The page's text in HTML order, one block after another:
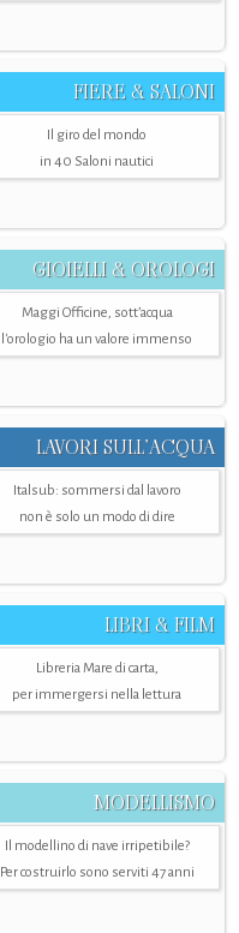
FIERE & SALONI
Il giro del mondo
in 40 Saloni nautici
GIOIELLI & OROLOGI
Maggi Officine, sott’acqua
l'orologio ha un valore immenso
LAVORI SULL’ACQUA
Italsub: sommersi dal lavoro
non è solo un modo di dire
LIBRI & FILM
Libreria Mare di carta,
per immergersi nella lettura
MODELLISMO
Il modellino di nave irripetibile?
Per costruirlo sono serviti 47 anni